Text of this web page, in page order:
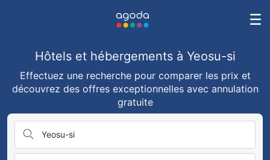
Hôtels et hébergements à Yeosu-si
Effectuez une recherche pour comparer les prix et
découvrez des offres exceptionnelles avec annulation
gratuite
Yeosu-si